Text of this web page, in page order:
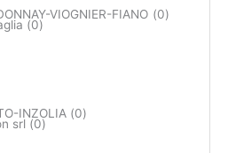
(0)
srl (0)
VIOGNIER-FIANO (0)
INZOLIA (0)